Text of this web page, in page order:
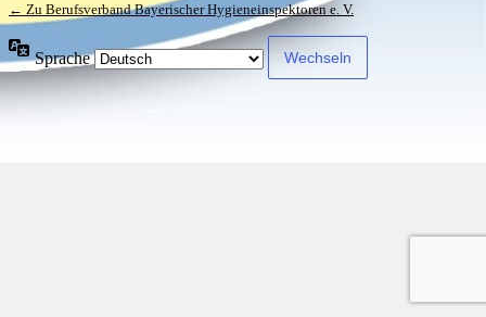
← Zu Berufsverband Bayerischer Hygieneinspektoren e. V.
Sprache